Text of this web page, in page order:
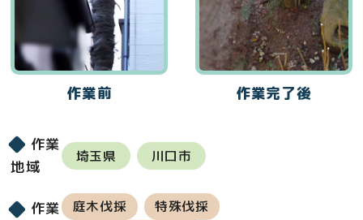
作業前 作業完了後
作業
地域
埼玉県 川口市
作業
庭木伐採
特殊伐採